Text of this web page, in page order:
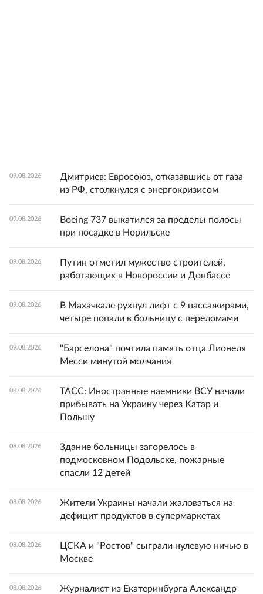
09.08.2026
Дмитриев: Евросоюз, отказавшись от газа
из РФ, столкнулся с энергокризисом
09.08.2026
Boeing 737 выкатился за пределы полосы
при посадке в Норильске
09.08.2026
Путин отметил мужество строителей,
работающих в Новороссии и Донбассе
09.08.2026
В Махачкале рухнул лифт с 9 пассажирами,
четыре попали в больницу с переломами
09.08.2026
"Барселона" почтила память отца Лионеля
Месси минутой молчания
08.08.2026
ТАСС: Иностранные наемники ВСУ начали
прибывать на Украину через Катар и
Польшу
08.08.2026
Здание больницы загорелось в
подмосковном Подольске, пожарные
спасли 12 детей
08.08.2026
Жители Украины начали жаловаться на
дефицит продуктов в супермаркетах
08.08.2026
ЦСКА и "Ростов" сыграли нулевую ничью в
Москве
08.08.2026
Журналист из Екатеринбурга Александр